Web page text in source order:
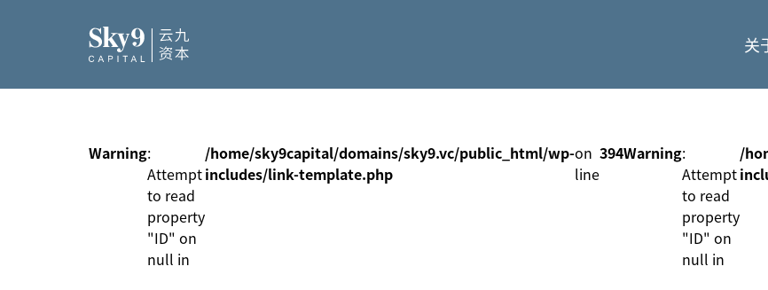
关
Warning:
Attempt
to read
property
"ID" on
null in
/home/sky9capital/domains/sky9.vc/public_html/wp-
includes/link-template.php
on
line
394Warning:
Attempt
to read
property
"ID" on
null in
/